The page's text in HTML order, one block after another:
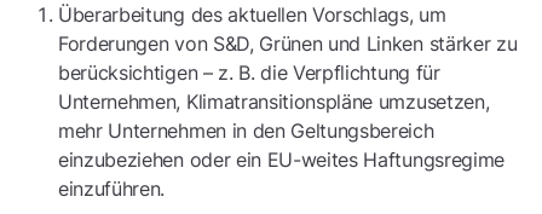
Überarbeitung des aktuellen Vorschlags, um
Forderungen von S&D, Grünen und Linken stärker zu
berücksichtigen – z. B. die Verpflichtung für
Unternehmen, Klimatransitionspläne umzusetzen,
mehr Unternehmen in den Geltungsbereich
einzubeziehen oder ein EU-weites Haftungsregime
einzuführen.